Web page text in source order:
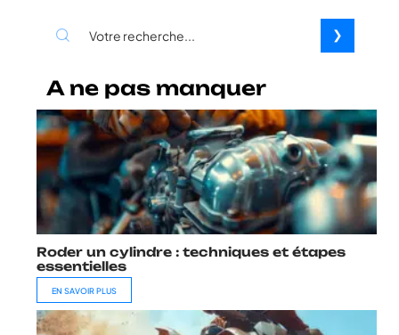
A ne pas manquer
Roder un cylindre : techniques et étapes
essentielles
EN SAVOIR PLUS